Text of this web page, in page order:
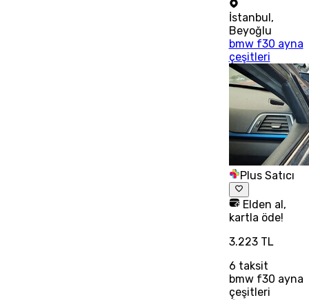
İstanbul,
Beyoğlu
bmw f30 ayna
çeşitleri
Plus Satıcı
Elden al,
kartla öde!
3.223 TL
6 taksit
bmw f30 ayna
çeşitleri